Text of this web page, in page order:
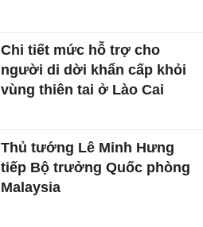
Chi tiết mức hỗ trợ cho
người di dời khẩn cấp khỏi
vùng thiên tai ở Lào Cai
Thủ tướng Lê Minh Hưng
tiếp Bộ trưởng Quốc phòng
Malaysia